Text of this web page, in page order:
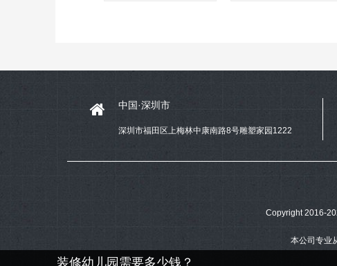
中国·深圳市
深圳市福田区上梅林中康南路8号雕塑家园1222
Copyright 2016-
本公司专业
装修幼儿园需要多少钱？